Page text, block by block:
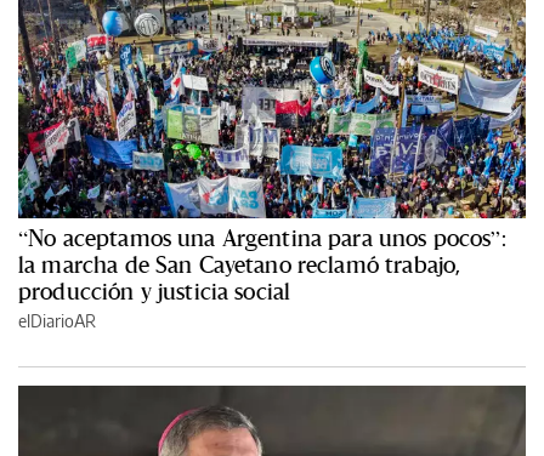
“No aceptamos una Argentina para unos pocos”:
la marcha de San Cayetano reclamó trabajo,
producción y justicia social
elDiarioAR